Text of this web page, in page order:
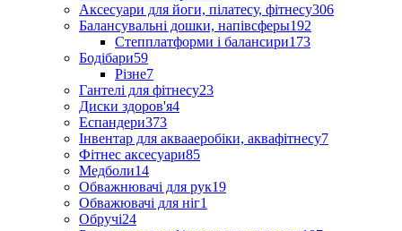
Аксесуари для йоги, пілатесу, фітнесу306
Балансувальні дошки, напівсферы192
Степплатформи і балансири173
Бодібари59
Різне7
Гантелі для фітнесу23
Диски здоров'я4
Еспандери373
Інвентар для аквааеробіки, аквафітнесу7
Фітнес аксесуари85
Медболи14
Обважнювачі для рук19
Обважювачі для ніг1
Обручі24